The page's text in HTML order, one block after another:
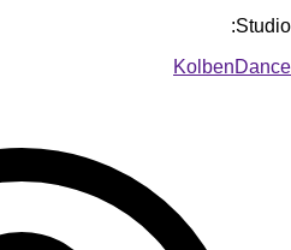
Studio:
KolbenDance